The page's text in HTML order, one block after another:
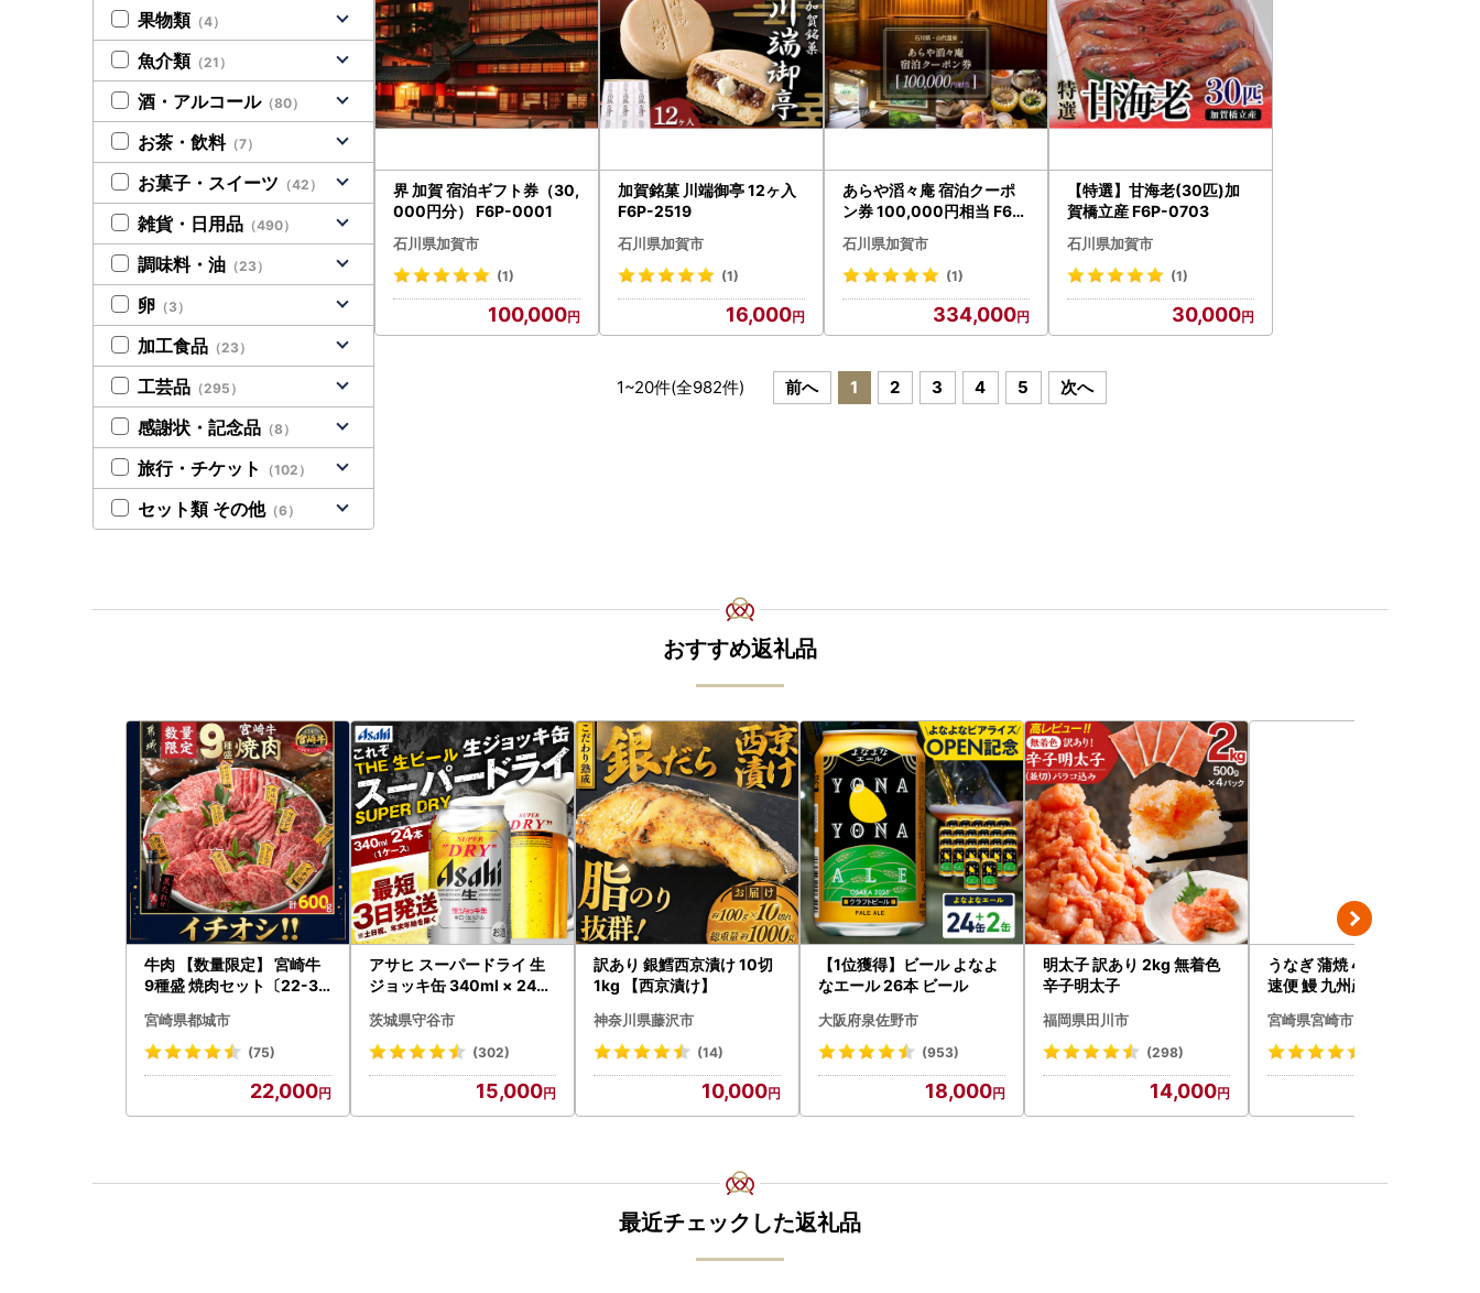
界 加賀 宿泊ギフト券（30,
000円分） F6P-0001
石川県加賀市
(1)
100,000
加賀銘菓 川端御亭 12ヶ入
F6P-2519
石川県加賀市
(1)
16,000
あらや滔々庵 宿泊クーポ
ン券 100,000円相当 F6P-
1889
石川県加賀市
(1)
334,000
【特選】甘海老(30匹)加
賀橋立産 F6P-0703
石川県加賀市
(1)
30,000
1~20件(全982件) 前へ 1 2 3 4 5 次へ
果物類 （4）
魚介類 （21）
酒・アルコール（80）
お茶・飲料（7）
お菓子・スイーツ （42）
雑貨・日用品 （490）
調味料・油 （23）
卵 （3）
加工食品 （23）
工芸品 （295）
感謝状・記念品 （8）
旅行・チケット （102）
セット類 その他（6）
おすすめ返礼品
牛肉 【数量限定】 宮崎牛
9種盛 焼肉セット〔22-31
シ!! 牛肉
宮崎県都城市
(75)
22,000
アサヒ スーパードライ 生
ジョッキ缶 340ml × 24本
ビール お酒 Asahi 守谷市
茨城県守谷市
(302)
15,000
訳あり 銀鱈西京漬け 10切
1kg 【西京漬け】
神奈川県藤沢市
(14)
10,000
【1位獲得】ビール よなよ
なエール 26本 ビール
大阪府泉佐野市
(953)
18,000
明太子 訳あり 2kg 無着色
辛子明太子
福岡県田川市
(298)
14,000
うなぎ 蒲焼 4尾 うなぎ [最
速便 鰻 九州産 国産 計760
宮崎県宮崎市
最近チェックした返礼品